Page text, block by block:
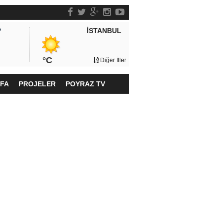
İSTANBUL
°C Diğer İller
PROJELER POYRAZ TV